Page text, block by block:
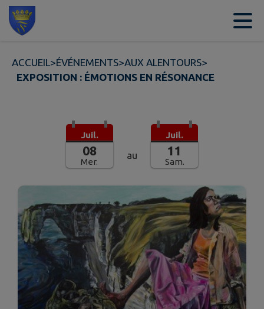
Contenu
ACCUEIL>ÉVÉNEMENTS>AUX ALENTOURS>
EXPOSITION : ÉMOTIONS EN RÉSONANCE
Juil.
08
Mer.
au
Juil.
11
Sam.